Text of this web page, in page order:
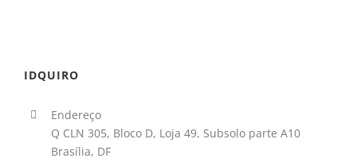
IDQUIRO
Endereço
Q CLN 305, Bloco D, Loja 49, Subsolo parte A10
Brasília, DF